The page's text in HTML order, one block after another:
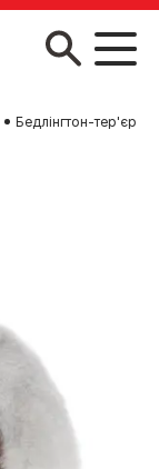
Бедлінгтон-тер'єр